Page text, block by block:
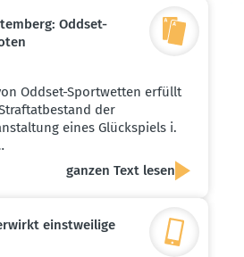
Oddset-
Oddset-Sportwetten erfüllt
der
eines Glückspiels i.
ganzen Text lesen
einst­weilige